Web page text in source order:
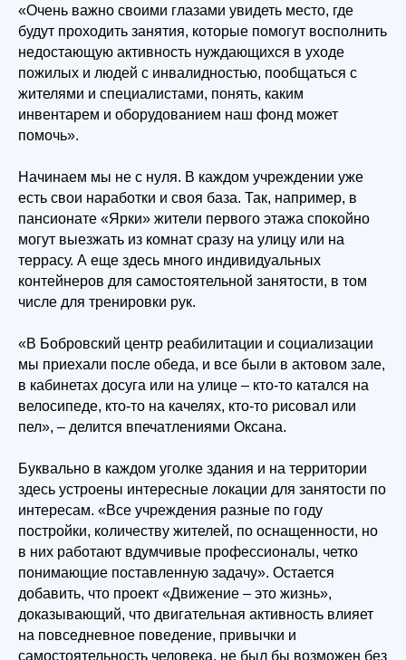
«Очень важно своими глазами увидеть место, где
будут проходить занятия, которые помогут восполнить
недостающую активность нуждающихся в уходе
пожилых и людей с инвалидностью, пообщаться с
жителями и специалистами, понять, каким
инвентарем и оборудованием наш фонд может
помочь».
Начинаем мы не с нуля. В каждом учреждении уже
есть свои наработки и своя база. Так, например, в
пансионате «Ярки» жители первого этажа спокойно
могут выезжать из комнат сразу на улицу или на
террасу. А еще здесь много индивидуальных
контейнеров для самостоятельной занятости, в том
числе для тренировки рук.
«В Бобровский центр реабилитации и социализации
мы приехали после обеда, и все были в актовом зале,
в кабинетах досуга или на улице – кто-то катался на
велосипеде, кто-то на качелях, кто-то рисовал или
пел», – делится впечатлениями Оксана.
Буквально в каждом уголке здания и на территории
здесь устроены интересные локации для занятости по
интересам. «Все учреждения разные по году
постройки, количеству жителей, по оснащенности, но
в них работают вдумчивые профессионалы, четко
понимающие поставленную задачу». Остается
добавить, что проект «Движение – это жизнь»,
доказывающий, что двигательная активность влияет
на повседневное поведение, привычки и
самостоятельность человека, не был бы возможен без